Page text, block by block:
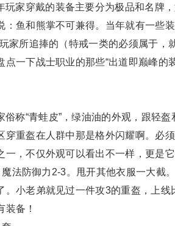
玩家穿戴的装备主要分为极品和名牌
：鱼和熊掌不可兼得。当年就有一些
家所追捧的（特戒一类的必须属于，
点一下战士职业的那些“出道即巅峰的
俗称“青蛙皮”，绿油油的外观，跟轻
穿重盔在人群中那是格外闪耀啊。必
一，不仅外观可以看出不一样，更是
法防御力2-3。甩开其他衣服一大截
。小老弟就见过一件攻3的重盔，上线
装备！